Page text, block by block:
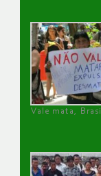
Vale mata, Brasil